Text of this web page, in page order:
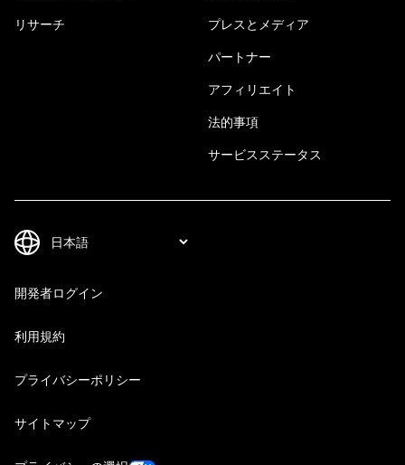
リサーチ プレスとメディア
パートナー
アフィリエイト
法的事項
サービスステータス
開発者ログイン
利用規約
プライバシーポリシー
サイトマップ